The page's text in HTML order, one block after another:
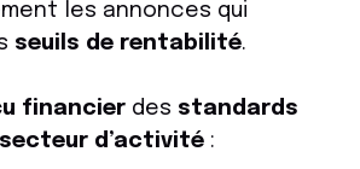
les annonces qui
seuils de rentabilité.
financier des standards
secteur d’activité :